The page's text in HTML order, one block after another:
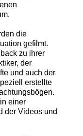
die
gefilmt.
zu ihrer
der
und auch der
erstellte
einer
der Videos und